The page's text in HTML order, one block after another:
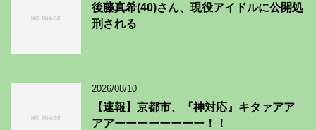
後藤真希(40)さん、現役アイドルに公開処
刑される
2026/08/10
【速報】京都市、『神対応』キタァアア
アアーーーーーーーー！！